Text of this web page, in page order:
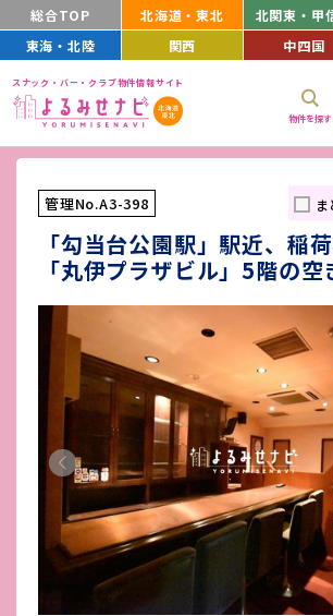
総合TOP 北海道・東北 北関東・甲
東海・北陸
関西 中四国
スナック・バー・クラブ物件情報サイト
物件を探す
管理No.A3-398
「勾当台公園駅」駅近、稲
「丸伊プラザビル」5階の空